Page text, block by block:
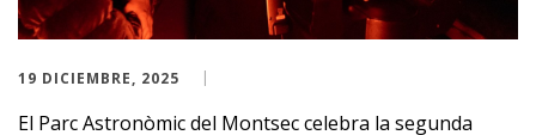
19 DICIEMBRE, 2025
El Parc Astronòmic del Montsec celebra la segunda